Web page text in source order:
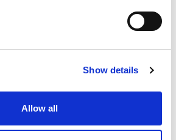
Show details
Allow all
je en savoir plus ?